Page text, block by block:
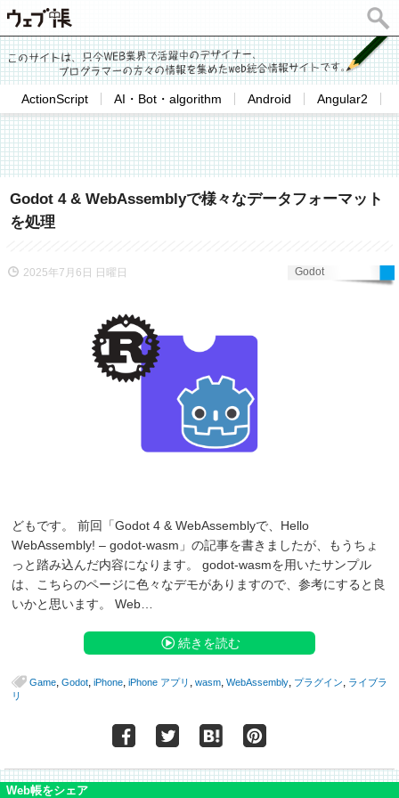
ActionScript AI・Bot・algorithm Android Angular2
Godot 4 & WebAssemblyで様々なデータフォーマット
を処理
Godot
2025年7月6日 日曜日
どもです。 前回「Godot 4 & WebAssemblyで、Hello
WebAssembly! – godot-wasm」の記事を書きましたが、もうちょ
っと踏み込んだ内容になります。 godot-wasmを用いたサンプル
は、こちらのページに色々なデモがありますので、参考にすると良
いかと思います。 Web…
続きを読む
Game, Godot, iPhone, iPhone アプリ , wasm, WebAssembly, プラグイン, ライブラ
リ
Web帳をシェア